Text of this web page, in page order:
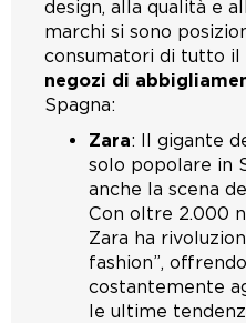
design, alla qualità e
marchi si sono
consumatori di tutto il
negozi di
Spagna:
Zara: Il gigante
solo popolare in
anche la scena
Con oltre 2.000
Zara ha
fashion”,
costantemente
le ultime